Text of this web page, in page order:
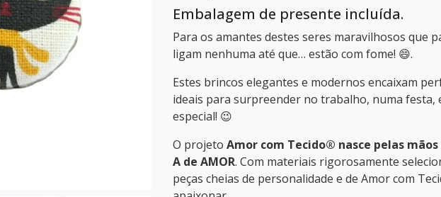
Embalagem de presente incluída.
Para os amantes destes seres maravilhosos que
ligam nenhuma até que… estão com fome! 😄.
Estes brincos elegantes e modernos encaixam
ideais para surpreender no trabalho, numa festa,
especial! 😉
O projeto Amor com Tecido® nasce pelas
A de AMOR. Com materiais rigorosamente
peças cheias de personalidade e de Amor com